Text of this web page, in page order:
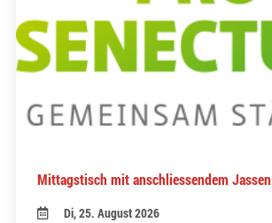
Mittagstisch mit anschliessendem Jassen
Di, 25. August 2026